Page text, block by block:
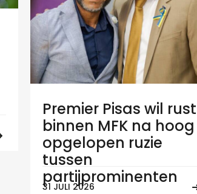
Premier Pisas wil rust
binnen MFK na hoog
opgelopen ruzie
tussen
partijprominenten
31 JULI 2026